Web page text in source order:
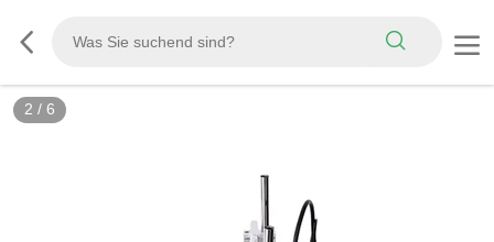
2 / 6